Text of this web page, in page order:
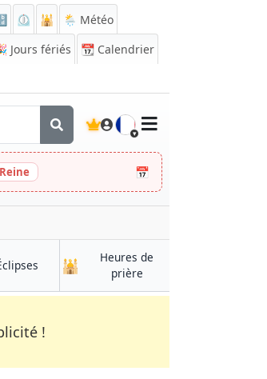
⏲️ 🕌
🌦️ Météo
Jours fériés 📆 Calendrier
🇫🇷
📅
à La Libertad
🕌
Heures de
prièreà La Libertad
!